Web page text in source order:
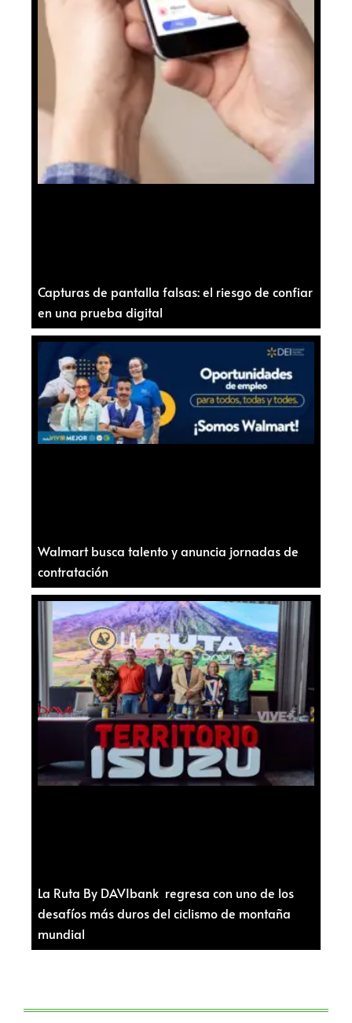
Capturas de pantalla falsas: el riesgo de confiar
en una prueba digital
Walmart busca talento y anuncia jornadas de
contratación
La Ruta By DAVIbank regresa con uno de los
desafíos más duros del ciclismo de montaña
mundial